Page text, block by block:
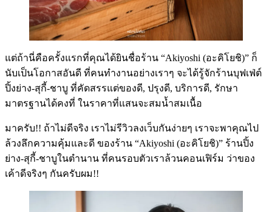
แต่ถ้านี่คือครั้งแรกที่คุณได้ยินชื่อร้าน “Akiyoshi (อะคิโยชิ)” ก็
นับเป็นโอกาสอันดี ที่คนทำงานอย่างเราๆ จะได้รู้จักร้านบุฟเฟ่ต์
ปิ้งย่าง-สุกี้-ชาบู ที่คัดสรรแต่ของดี, ปรุงดี, บริการดี, รักษา
มาตรฐานได้คงที่ ในราคาที่แสนจะสมน้ำสมเนื้อ
มาครับ!! ถ้าไม่ดีจริง เราไม่รีวิวลงเว็บกันง่ายๆ เราจะพาคุณไป
ล้วงลึกความคุ้มและดี ของร้าน “Akiyoshi (อะคิโยชิ)” ร้านปิ้ง
ย่าง-สุกี้-ชาบูในตำนาน ที่คนรอบตัวเราล้วนคอนเฟิร์ม ว่าของ
เค้าดีจริงๆ กันครับผม!!